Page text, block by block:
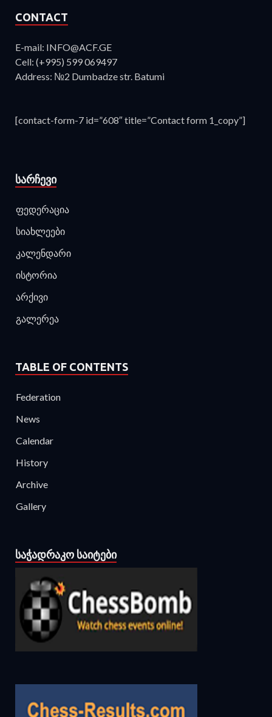
CONTACT
E-mail: INFO@ACF.GE
Cell: (+995) 599 069497
Address: №2 Dumbadze str. Batumi
[contact-form-7 id=”608″ title=”Contact form 1_copy”]
ᲡᲐᲠᲩᲔᲕᲘ
ფედერაცია
სიახლეები
კალენდარი
ისტორია
არქივი
გალერეა
TABLE OF CONTENTS
Federation
News
Calendar
History
Archive
Gallery
ᲡᲐᲭᲐᲓᲠᲐᲙᲝ ᲡᲐᲘᲢᲔᲑᲘ